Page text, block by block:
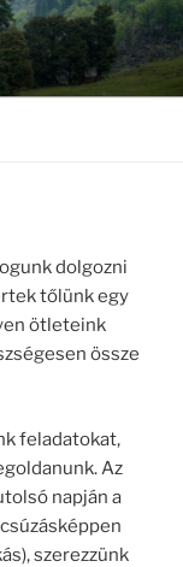
dolgozni
tőlünk egy
ötleteink
össze
feladatokat,
Az
napján a
szerezzünk